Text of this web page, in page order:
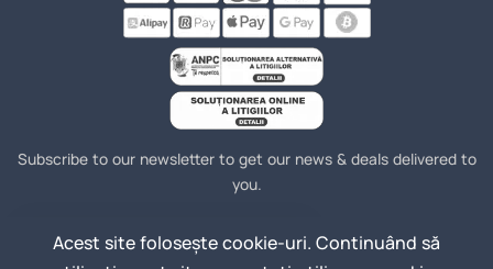
Subscribe to our newsletter to get our news & deals delivered to
you.
Email Address Join
Acest site folosește cookie-uri. Continuând să